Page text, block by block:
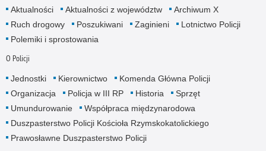
Aktualności Aktualności z województw
Archiwum X
Ruch drogowy
Poszukiwani Zaginieni
Lotnictwo Policji
Polemiki i sprostowania
O Policji
Jednostki Kierownictwo
Komenda Główna Policji
Organizacja
Policja w III RP Historia
Sprzęt
Umundurowanie
Współpraca międzynarodowa
Duszpasterstwo Policji Kościoła Rzymskokatolickiego
Prawosławne Duszpasterstwo Policji